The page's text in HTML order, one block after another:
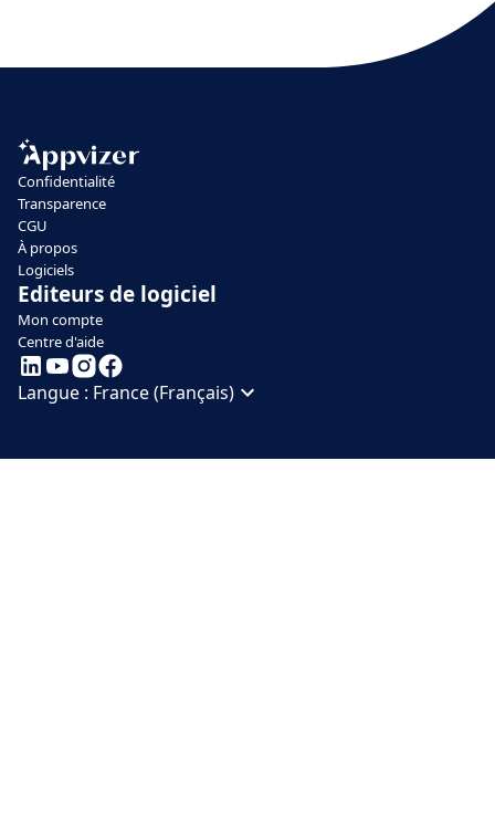
Confidentialité
Transparence
CGU
À propos
Logiciels
Editeurs de logiciel
Mon compte
Centre d'aide
Langue : France (Français)